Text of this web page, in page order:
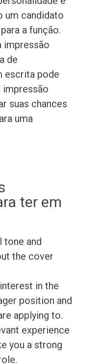
um candidato
a função.
impressão
de
escrita pode
impressão
suas chances
uma
ter em
tone and
the cover
in the
position and
applying to.
experience
you a strong